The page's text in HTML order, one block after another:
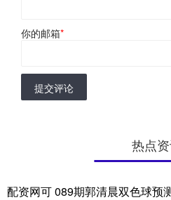
你的邮箱*
提交评论
热点
配资网可 089期郭清晨双色球预